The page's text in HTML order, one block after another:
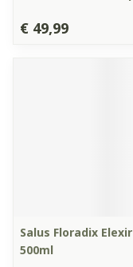
€ 49,99
Salus Floradix Elexir
500ml